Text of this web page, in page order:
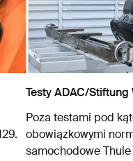
Testy ADAC/Stiftung
Poza testami pod
obowiązkowymi
samochodowe